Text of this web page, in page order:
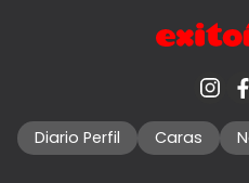
Diario Perfil Caras